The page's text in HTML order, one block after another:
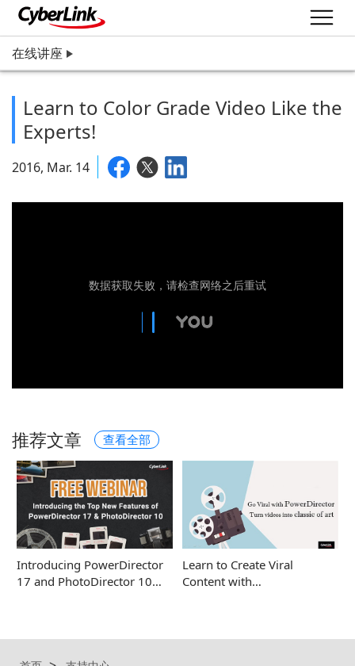
在线讲座
Learn to Color Grade Video Like the
Experts!
2016, Mar. 14
推荐文章 查看全部
Introducing PowerDirector
17 and PhotoDirector 10…
Learn to Create Viral
Content with…